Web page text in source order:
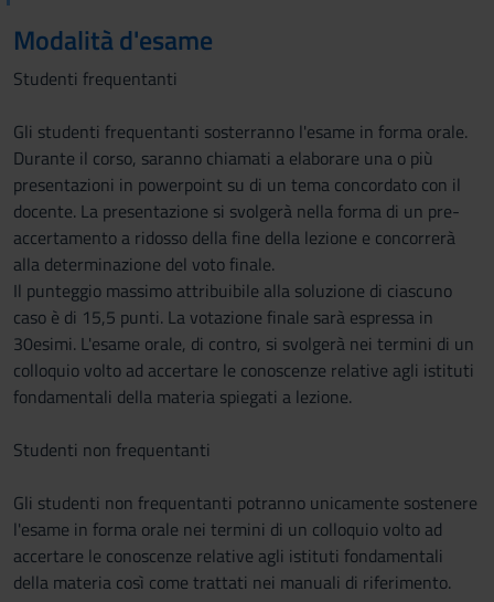
Modalità d'esame
Studenti frequentanti
Gli studenti frequentanti sosterranno l'esame in forma orale.
Durante il corso, saranno chiamati a elaborare una o più
presentazioni in powerpoint su di un tema concordato con il
docente. La presentazione si svolgerà nella forma di un pre-
accertamento a ridosso della fine della lezione e concorrerà
alla determinazione del voto finale.
Il punteggio massimo attribuibile alla soluzione di ciascuno
caso è di 15,5 punti. La votazione finale sarà espressa in
30esimi. L'esame orale, di contro, si svolgerà nei termini di un
colloquio volto ad accertare le conoscenze relative agli istituti
fondamentali della materia spiegati a lezione.
Studenti non frequentanti
Gli studenti non frequentanti potranno unicamente sostenere
l'esame in forma orale nei termini di un colloquio volto ad
accertare le conoscenze relative agli istituti fondamentali
della materia così come trattati nei manuali di riferimento.